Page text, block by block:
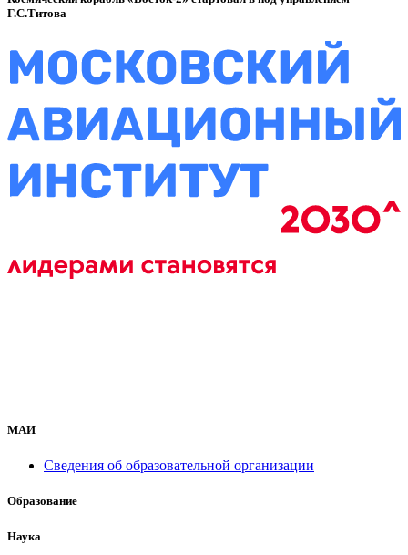
Г.С.Титова
МАИ
Сведения об образовательной организации
Образование
Наука